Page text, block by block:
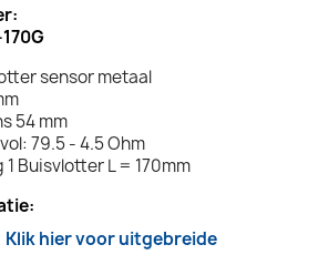
sensor metaal
54 mm
79.5 - 4.5 Ohm
Buisvlotter L = 170mm
Klik hier voor uitgebreide